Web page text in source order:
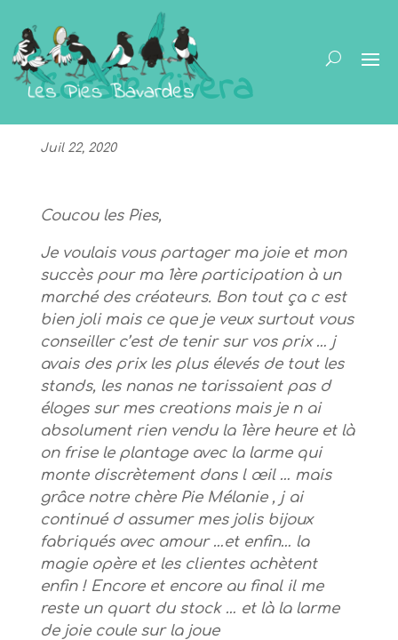
Coralie Civera
Juil 22, 2020
Coucou les Pies,
Je voulais vous partager ma joie et mon
succès pour ma 1ère participation à un
marché des créateurs. Bon tout ça c est
bien joli mais ce que je veux surtout vous
conseiller c’est de tenir sur vos prix … j
avais des prix les plus élevés de tout les
stands, les nanas ne tarissaient pas d
éloges sur mes creations mais je n ai
absolument rien vendu la 1ère heure et là
on frise le plantage avec la larme qui
monte discrètement dans l œil … mais
grâce notre chère Pie Mélanie , j ai
continué d assumer mes jolis bijoux
fabriqués avec amour …et enfin… la
magie opère et les clientes achètent
enfin ! Encore et encore au final il me
reste un quart du stock … et là la larme
de joie coule sur la joue